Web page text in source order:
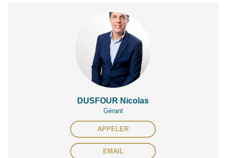
DUSFOUR Nicolas
Gérant
APPELER
EMAIL